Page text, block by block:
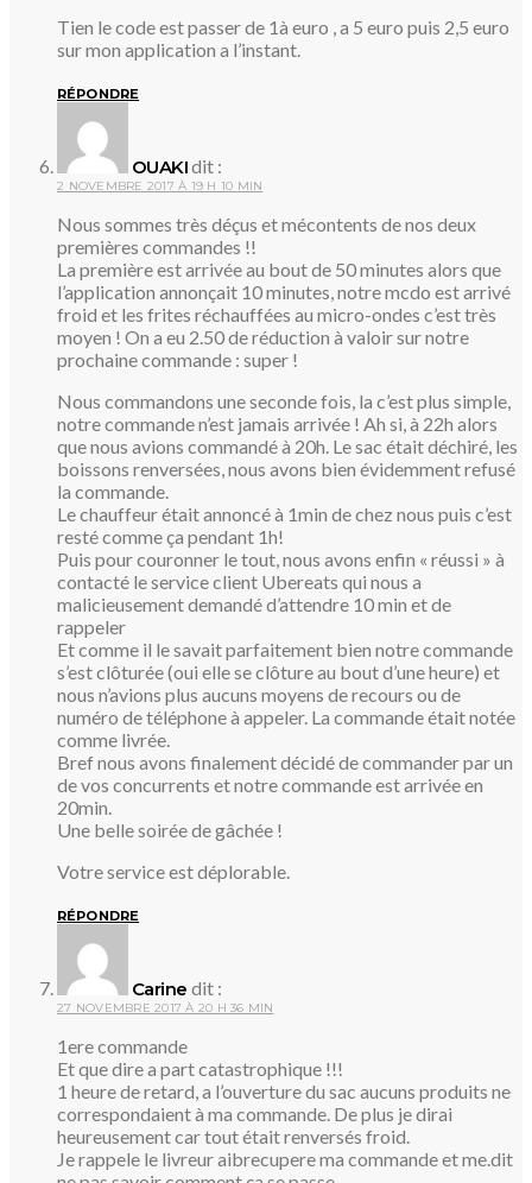
Tien le code est passer de 1à euro , a 5 euro puis 2,5 euro
sur mon application a l’instant.
RÉPONDRE
OUAKIdit :
2 NOVEMBRE 2017 À 19 H 10 MIN
Nous sommes très déçus et mécontents de nos deux
premières commandes !!
La première est arrivée au bout de 50 minutes alors que
l’application annonçait 10 minutes, notre mcdo est arrivé
froid et les frites réchauffées au micro-ondes c’est très
moyen ! On a eu 2.50 de réduction à valoir sur notre
prochaine commande : super !
Nous commandons une seconde fois, la c’est plus simple,
notre commande n’est jamais arrivée ! Ah si, à 22h alors
que nous avions commandé à 20h. Le sac était déchiré, les
boissons renversées, nous avons bien évidemment refusé
la commande.
Le chauffeur était annoncé à 1min de chez nous puis c’est
resté comme ça pendant 1h!
Puis pour couronner le tout, nous avons enfin « réussi » à
contacté le service client Ubereats qui nous a
malicieusement demandé d’attendre 10 min et de
rappeler
Et comme il le savait parfaitement bien notre commande
s’est clôturée (oui elle se clôture au bout d’une heure) et
nous n’avions plus aucuns moyens de recours ou de
numéro de téléphone à appeler. La commande était notée
comme livrée.
Bref nous avons finalement décidé de commander par un
de vos concurrents et notre commande est arrivée en
20min.
Une belle soirée de gâchée !
Votre service est déplorable.
RÉPONDRE
Carine dit :
27 NOVEMBRE 2017 À 20 H 36 MIN
1ere commande
Et que dire a part catastrophique !!!
1 heure de retard, a l’ouverture du sac aucuns produits ne
correspondaient à ma commande. De plus je dirai
heureusement car tout était renversés froid.
Je rappele le livreur aibrecupere ma commande et me.dit